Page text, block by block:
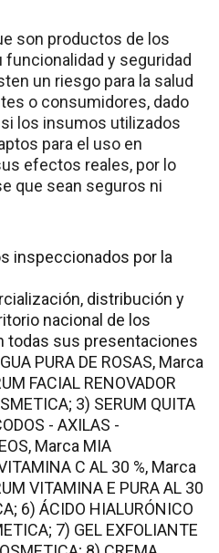
son productos de los
y seguridad
un riesgo para la salud
o consumidores, dado
los insumos utilizados
para el uso en
efectos reales, por lo
que sean seguros ni
inspeccionados por la
distribución y
nacional de los
todas sus presentaciones
PURA DE ROSAS, Marca
FACIAL RENOVADOR
3) SERUM QUITA
- AXILAS -
Marca MIA
C AL 30 %, Marca
VITAMINA E PURA AL 30
6) ÁCIDO HIALURÓNICO
7) GEL EXFOLIANTE